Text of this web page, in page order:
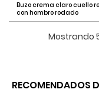
Buzo crema claro cuello
con hombro rodado
Mostrando
RECOMENDADOS